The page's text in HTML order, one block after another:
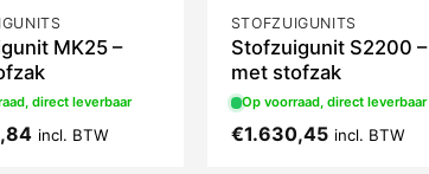
MK25 –
direct leverbaar
incl. BTW
STOFZUIGUNITS
Stofzuigunit S2200 –
met stofzak
Op voorraad, direct leverbaar
€1.630,45 incl. BTW